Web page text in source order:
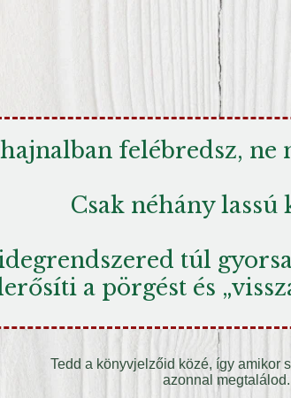
Tedd a könyvjelzőid közé, így amikor
azonnal megtalálod.
felébredsz, ne
Csak néhány lassú
túl
a pörgést és